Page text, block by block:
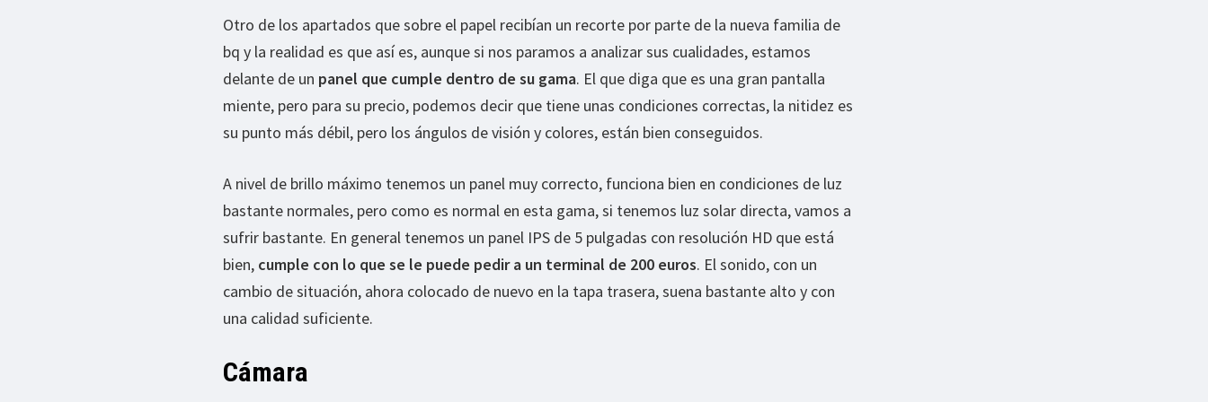
Otro de los apartados que sobre el papel recibían un recorte por parte de la nueva familia de
bq y la realidad es que así es, aunque si nos paramos a analizar sus cualidades, estamos
delante de un panel que cumple dentro de su gama. El que diga que es una gran pantalla
miente, pero para su precio, podemos decir que tiene unas condiciones correctas, la nitidez es
su punto más débil, pero los ángulos de visión y colores, están bien conseguidos.
A nivel de brillo máximo tenemos un panel muy correcto, funciona bien en condiciones de luz
bastante normales, pero como es normal en esta gama, si tenemos luz solar directa, vamos a
sufrir bastante. En general tenemos un panel IPS de 5 pulgadas con resolución HD que está
bien, cumple con lo que se le puede pedir a un terminal de 200 euros. El sonido, con un
cambio de situación, ahora colocado de nuevo en la tapa trasera, suena bastante alto y con
una calidad suficiente.
Cámara